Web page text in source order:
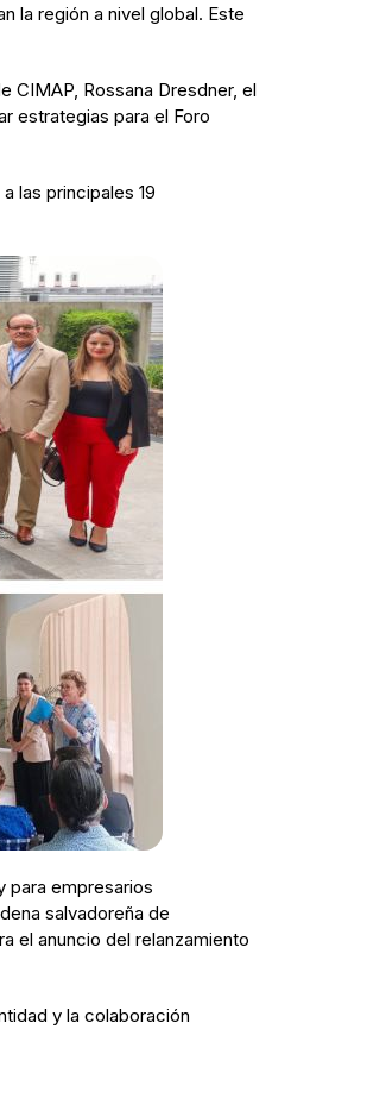
la región a nivel global. Este
CIMAP, Rossana Dresdner, el
estrategias para el Foro
las principales 19
para empresarios
salvadoreña de
el anuncio del relanzamiento
y la colaboración